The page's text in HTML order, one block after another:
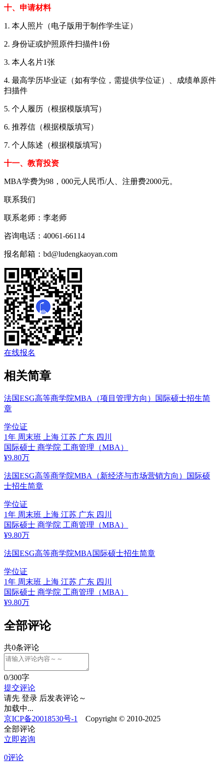
十、申请材料
1. 本人照片（电子版用于制作学生证）
2. 身份证或护照原件扫描件1份
3. 本人名片1张
4. 最高学历毕业证（如有学位，需提供学位证）、成绩单原件
扫描件
5. 个人履历（根据模版填写）
6. 推荐信（根据模版填写）
7. 个人陈述（根据模版填写）
十一、教育投资
MBA学费为98，000元人民币/人、注册费2000元。
联系我们
联系老师： 李老师
咨询电话： 40061-66114
报名邮箱： bd@ludengkaoyan.com
在线报名
相关简章
法国ESG高等商学院MBA（项目管理方向）国际硕士招生简
章
学位证
1年 周末班
上海 江苏 广东 四川
国际硕士 商学院 工商管理（MBA）
¥9.80万
法国ESG高等商学院MBA（新经济与市场营销方向）国际硕
士招生简章
学位证
1年 周末班
上海 江苏 广东 四川
国际硕士 商学院 工商管理（MBA）
¥9.80万
法国ESG高等商学院MBA国际硕士招生简章
学位证
1年 周末班
上海 江苏 广东 四川
国际硕士 商学院 工商管理（MBA）
¥9.80万
全部评论
共0条评论
0/300字
提交评论
请先 登录 后发表评论～
加载中...
京ICP备20018530号-1 Copyright © 2010-2025
全部评论
立即咨询
0评论